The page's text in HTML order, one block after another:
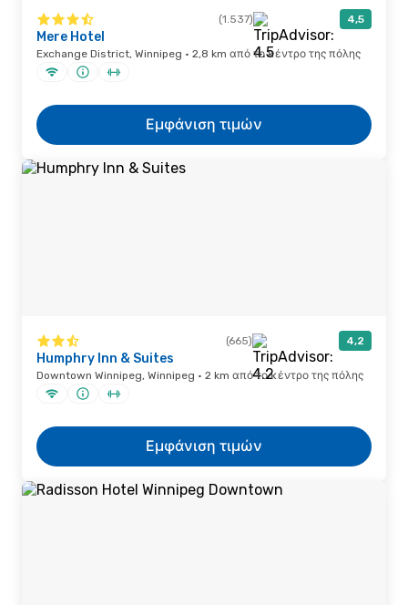
(1.537) 4,5
Mere Hotel
Exchange District, Winnipeg · 2,8 km από το κέντρο της πόλης
Εμφάνιση τιμών
(665) 4,2
Humphry Inn & Suites
Downtown Winnipeg, Winnipeg · 2 km από το κέντρο της πόλης
Εμφάνιση τιμών